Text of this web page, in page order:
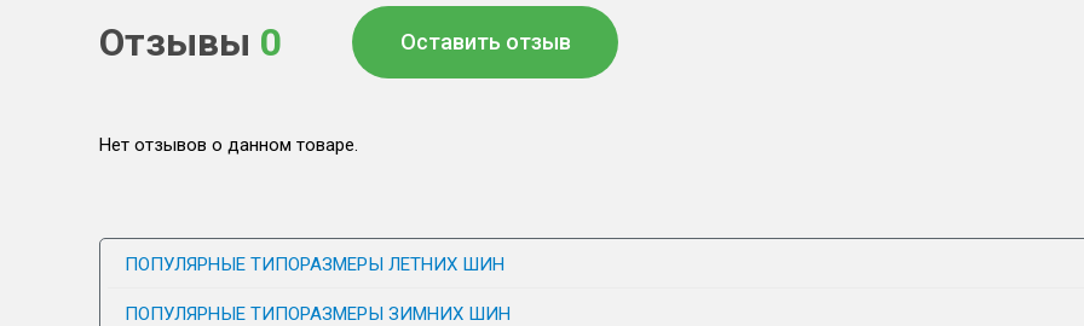
Отзывы 0 Оставить отзыв
Нет отзывов о данном товаре.
ПОПУЛЯРНЫЕ ТИПОРАЗМЕРЫ ЛЕТНИХ ШИН
ПОПУЛЯРНЫЕ ТИПОРАЗМЕРЫ ЗИМНИХ ШИН